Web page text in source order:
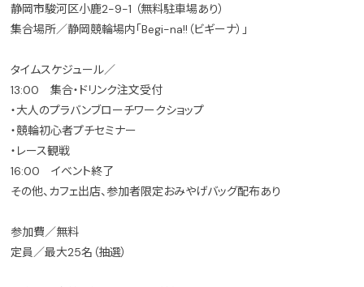
静岡市駿河区小鹿2-9-1 （無料駐車場あり）
集合場所／静岡競輪場内「Begi-na!!（ビギーナ）」
タイムスケジュール／
13:00 集合・ドリンク注文受付
・大人のプラバンブローチワークショップ
・競輪初心者プチセミナー
・レース観戦
16:00 イベント終了
その他、カフェ出店、参加者限定おみやげバッグ配布あり
参加費／無料
定員／最大25名（抽選）